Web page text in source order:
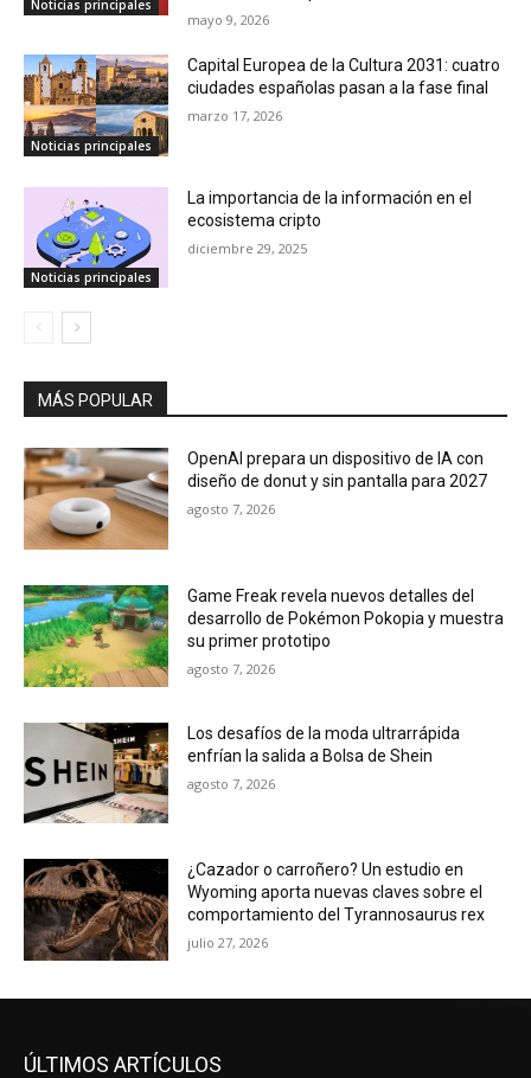
Noticias principales
mayo 9, 2026
Noticias principales
Capital Europea de la Cultura 2031: cuatro
ciudades españolas pasan a la fase final
marzo 17, 2026
Noticias principales
La importancia de la información en el
ecosistema cripto
diciembre 29, 2025
MÁS POPULAR
OpenAI prepara un dispositivo de IA con
diseño de donut y sin pantalla para 2027
agosto 7, 2026
Game Freak revela nuevos detalles del
desarrollo de Pokémon Pokopia y muestra
su primer prototipo
agosto 7, 2026
Los desafíos de la moda ultrarrápida
enfrían la salida a Bolsa de Shein
agosto 7, 2026
¿Cazador o carroñero? Un estudio en
Wyoming aporta nuevas claves sobre el
comportamiento del Tyrannosaurus rex
julio 27, 2026
ÚLTIMOS ARTÍCULOS